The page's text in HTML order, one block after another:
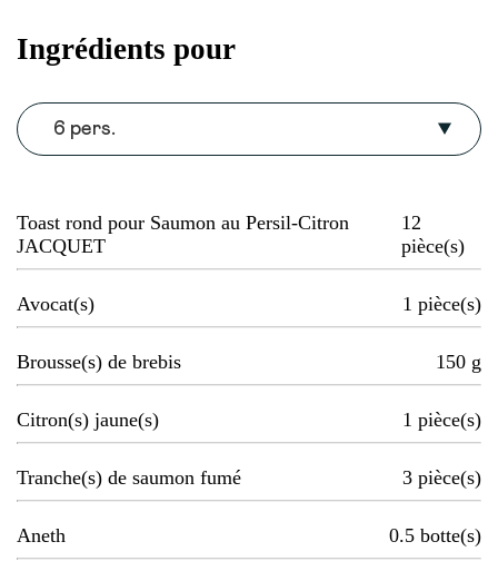
Ingrédients pour
6 pers.
Toast rond pour Saumon au Persil-Citron
JACQUET
12
pièce(s)
Avocat(s) 1 pièce(s)
Brousse(s) de brebis 150 g
Citron(s) jaune(s) 1 pièce(s)
Tranche(s) de saumon fumé 3 pièce(s)
Aneth 0.5 botte(s)